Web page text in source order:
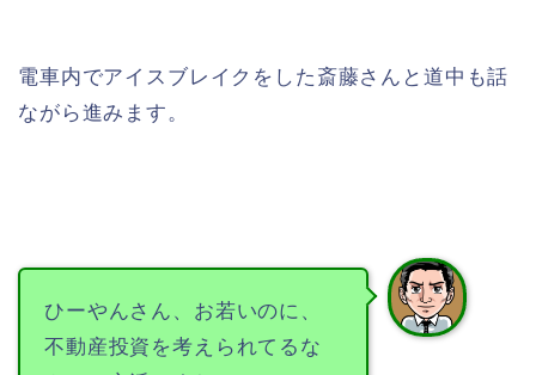
電車内でアイスブレイクをした斎藤さんと道中も話
ながら進みます。
ひーやんさん、お若いのに、
不動産投資を考えられてるな